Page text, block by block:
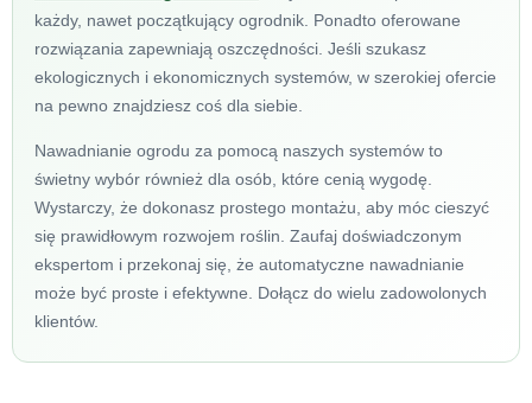
każdy, nawet początkujący ogrodnik. Ponadto oferowane
rozwiązania zapewniają oszczędności. Jeśli szukasz
ekologicznych i ekonomicznych systemów, w szerokiej ofercie
na pewno znajdziesz coś dla siebie.
Nawadnianie ogrodu za pomocą naszych systemów to
świetny wybór również dla osób, które cenią wygodę.
Wystarczy, że dokonasz prostego montażu, aby móc cieszyć
się prawidłowym rozwojem roślin. Zaufaj doświadczonym
ekspertom i przekonaj się, że automatyczne nawadnianie
może być proste i efektywne. Dołącz do wielu zadowolonych
klientów.